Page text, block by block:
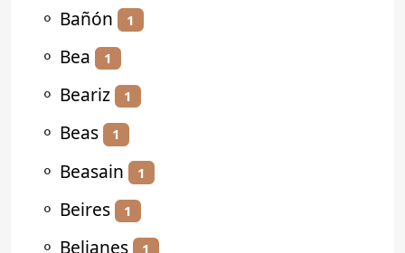
⚬ Bañón 1
⚬ Bea 1
⚬ Beariz 1
⚬ Beas 1
⚬ Beasain 1
⚬ Beires 1
⚬ Belianes 1